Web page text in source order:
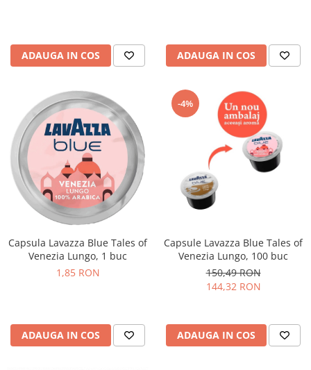
Palete cafea
Cappucino instant
Ciocolata calda
Lapte instant
Pliculete Zahar si Miere
Siropuri
Topping
Aparate SH
Promotii
Stabilizatoare tensiune
Piese schimb espressoare
Filtre
ADAUGA IN COS ADAUGA IN COS
Capsula Lavazza Blue Tales of
Venezia Lungo, 1 buc
1,85 RON
ADAUGA IN COS
-4%
Capsule Lavazza Blue Tales of
Venezia Lungo, 100 buc
150,49 RON
144,32 RON
ADAUGA IN COS